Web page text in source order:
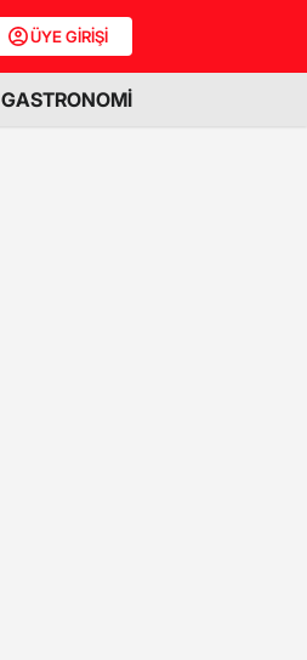
ÜYE GİRİŞİ
GASTRONOMİ